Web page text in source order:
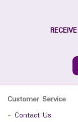
Customer Service
- Contact Us